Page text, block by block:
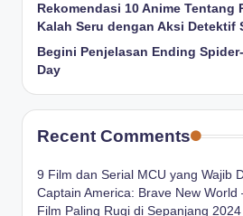
Rekomendasi 10 Anime Tentang
Kalah Seru dengan Aksi Detektif
Begini Penjelasan Ending
Day
Recent Comments
9 Film dan Serial MCU yang Wajib
Captain America: Brave New World
Film Paling Rugi di Sepanjang 2024